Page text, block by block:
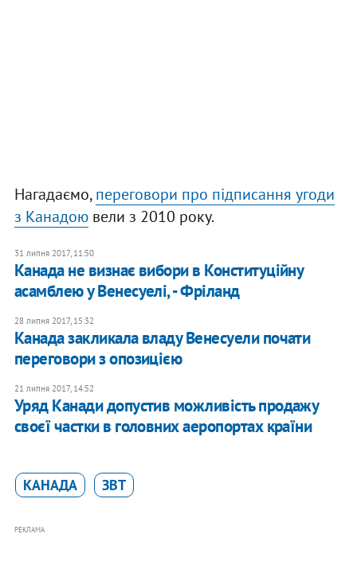
Нагадаємо,переговори про підписання угоди
з Канадоювели з 2010 року.
31 липня 2017, 11:50
Канада не визнає вибори в Конституційну
асамблею у Венесуелі, - Фріланд
28 липня 2017, 15:32
Канада закликала владу Венесуели почати
переговори з опозицією
21 липня 2017, 14:52
Уряд Канади допустив можливість продажу
своєї частки в головних аеропортах країни
КАНАДА ЗВТ
РЕКЛАМА